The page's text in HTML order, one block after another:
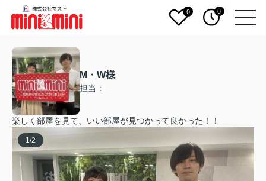
0 0
M・W様
担当：
楽しく部屋を見て、いい部屋が見つかって良かった！！
1 /2